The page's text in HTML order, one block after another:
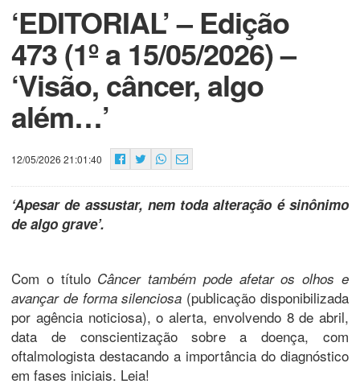
‘EDITORIAL’ – Edição
473 (1º a 15/05/2026) –
‘Visão, câncer, algo
além…’
12/05/2026 21:01:40
‘Apesar de assustar, nem toda alteração é sinônimo
de algo grave’.
Com o título Câncer também pode afetar os olhos e
avançar de forma silenciosa (publicação disponibilizada
por agência noticiosa), o alerta, envolvendo 8 de abril,
data de conscientização sobre a doença, com
oftalmologista destacando a importância do diagnóstico
em fases iniciais. Leia!